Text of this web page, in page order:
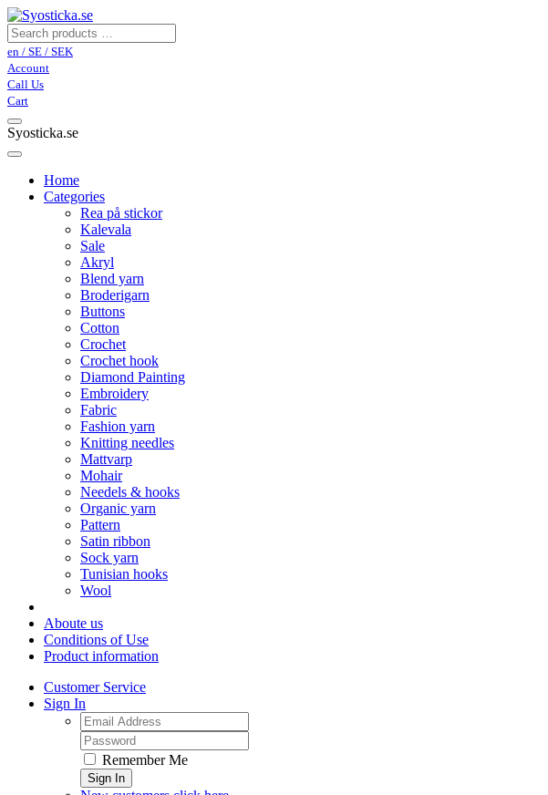
en / SE / SEK
Account
Call Us
Cart
Syosticka.se
Home
Categories
Rea på stickor
Kalevala
Sale
Akryl
Blend yarn
Broderigarn
Buttons
Cotton
Crochet
Crochet hook
Diamond Painting
Embroidery
Fabric
Fashion yarn
Knitting needles
Mattvarp
Mohair
Needels & hooks
Organic yarn
Pattern
Satin ribbon
Sock yarn
Tunisian hooks
Wool
Aboute us
Conditions of Use
Product information
Customer Service
Sign In
Remember Me
Sign In